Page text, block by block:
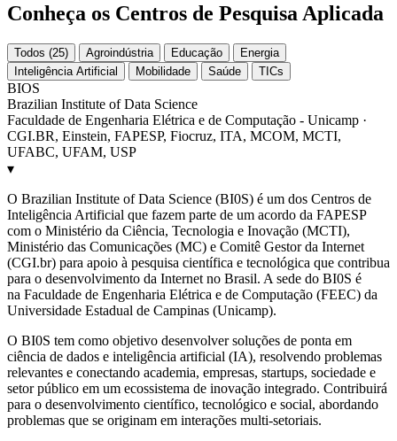
Conheça os Centros de Pesquisa Aplicada
Todos (25) Agroindústria Educação
Energia
Inteligência Artificial
Mobilidade Saúde TICs
BIOS
Brazilian Institute of Data Science
Faculdade de Engenharia Elétrica e de Computação - Unicamp ·
CGI.BR, Einstein, FAPESP, Fiocruz, ITA, MCOM, MCTI,
UFABC, UFAM, USP
▾
O Brazilian Institute of Data Science (BI0S) é um dos Centros de
Inteligência Artificial que fazem parte de um acordo da FAPESP
com o Ministério da Ciência, Tecnologia e Inovação (MCTI),
Ministério das Comunicações (MC) e Comitê Gestor da Internet
(CGI.br) para apoio à pesquisa científica e tecnológica que contribua
para o desenvolvimento da Internet no Brasil. A sede do BI0S é
na Faculdade de Engenharia Elétrica e de Computação (FEEC) da
Universidade Estadual de Campinas (Unicamp).
O BI0S tem como objetivo desenvolver soluções de ponta em
ciência de dados e inteligência artificial (IA), resolvendo problemas
relevantes e conectando academia, empresas, startups, sociedade e
setor público em um ecossistema de inovação integrado. Contribuirá
para o desenvolvimento científico, tecnológico e social, abordando
problemas que se originam em interações multi-setoriais.